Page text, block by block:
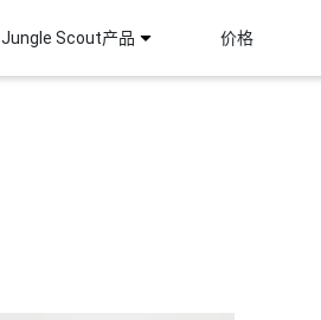
Jungle Scout产品 价格